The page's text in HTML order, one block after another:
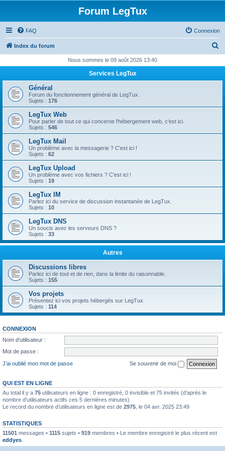
Forum LegTux
FAQ Connexion
Index du forum
h
r
Nous sommes le 09 août 2026 13:40
Services LegTux
Général
Forum du fonctionnement général de LegTux.
Sujets : 176
LegTux Web
Pour parler de tout ce qui concerne l'hébergement web, c'est ici.
Sujets : 546
LegTux Mail
Un problème avec la messagerie ? C'est ici !
Sujets : 62
LegTux Upload
Un problème avec vos fichiers ? C'est ici !
Sujets : 19
LegTux IM
Parlez ici du service de discussion instantanée de LegTux.
Sujets : 10
LegTux DNS
Un soucis avec les serveurs DNS ?
Sujets : 33
Autres
Discussions libres
Parlez ici de tout et de rien, dans la limite du raisonnable.
Sujets : 155
Vos projets
Présentez ici vos projets hébergés sur LegTux.
Sujets : 114
CONNEXION
Nom d’utilisateur :
Mot de passe :
J’ai oublié mon mot de passe
Se souvenir de moi
QUI EST EN LIGNE
Au total il y a 75 utilisateurs en ligne : 0 enregistré, 0 invisible et 75 invités (d’après le
nombre d’utilisateurs actifs ces 5 dernières minutes)
Le record du nombre d’utilisateurs en ligne est de 2975 , le 04 avr. 2025 23:49
STATISTIQUES
11501 messages • 1115 sujets • 919 membres • Le membre enregistré le plus récent est
eddyes